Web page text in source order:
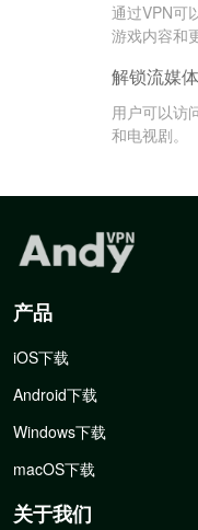
通过VPN可
游戏内容和
解锁流媒
用户可以访
和电视剧。
产品
iOS下载
Android下载
Windows下载
macOS下载
关于我们